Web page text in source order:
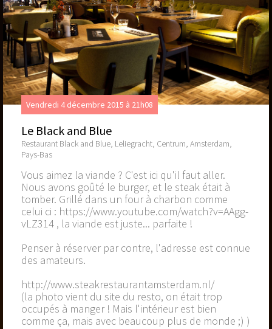
Vendredi 4 décembre 2015 à 21h08
Le Black and Blue
Restaurant Black and Blue, Leliegracht, Centrum, Amsterdam,
Pays-Bas
Vous aimez la viande ? C'est ici qu'il faut aller.
Nous avons goûté le burger, et le steak était à
tomber. Grillé dans un four à charbon comme
celui ci : https://www.youtube.com/watch?v=AAgg-
vLZ314 , la viande est juste... parfaite !
Penser à réserver par contre, l'adresse est connue
des amateurs.
http://www.steakrestaurantamsterdam.nl/
(la photo vient du site du resto, on était trop
occupés à manger ! Mais l'intérieur est bien
comme ça, mais avec beaucoup plus de monde ;) )